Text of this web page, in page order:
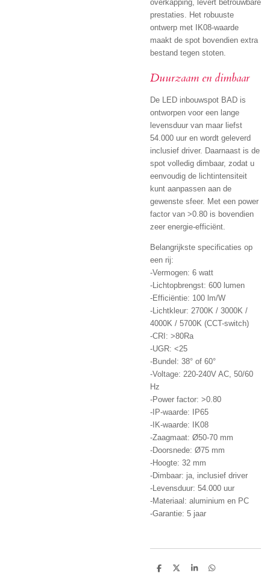
overkapping, levert betrouwbare
prestaties. Het robuuste
ontwerp met IK08-waarde
maakt de spot bovendien extra
bestand tegen stoten.
Duurzaam en dimbaar
De LED inbouwspot BAD is
ontworpen voor een lange
levensduur van maar liefst
54.000 uur en wordt geleverd
inclusief driver. Daarnaast is de
spot volledig dimbaar, zodat u
eenvoudig de lichtintensiteit
kunt aanpassen aan de
gewenste sfeer. Met een power
factor van >0.80 is bovendien
zeer energie-efficiënt.
Belangrijkste specificaties op
een rij:
-Vermogen: 6 watt
-Lichtopbrengst: 600 lumen
-Efficiëntie: 100 lm/W
-Lichtkleur: 2700K / 3000K /
4000K / 5700K (CCT-switch)
-CRI: >80Ra
-UGR: <25
-Bundel: 38° of 60°
-Voltage: 220-240V AC, 50/60
Hz
-Power factor: >0.80
-IP-waarde: IP65
-IK-waarde: IK08
-Zaagmaat: Ø50-70 mm
-Doorsnede: Ø75 mm
-Hoogte: 32 mm
-Dimbaar: ja, inclusief driver
-Levensduur: 54.000 uur
-Materiaal: aluminium en PC
-Garantie: 5 jaar
D D S D